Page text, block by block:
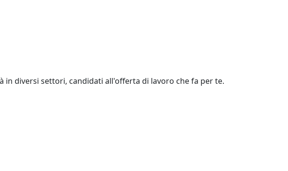
in diversi settori, candidati all'offerta di lavoro che fa per te.